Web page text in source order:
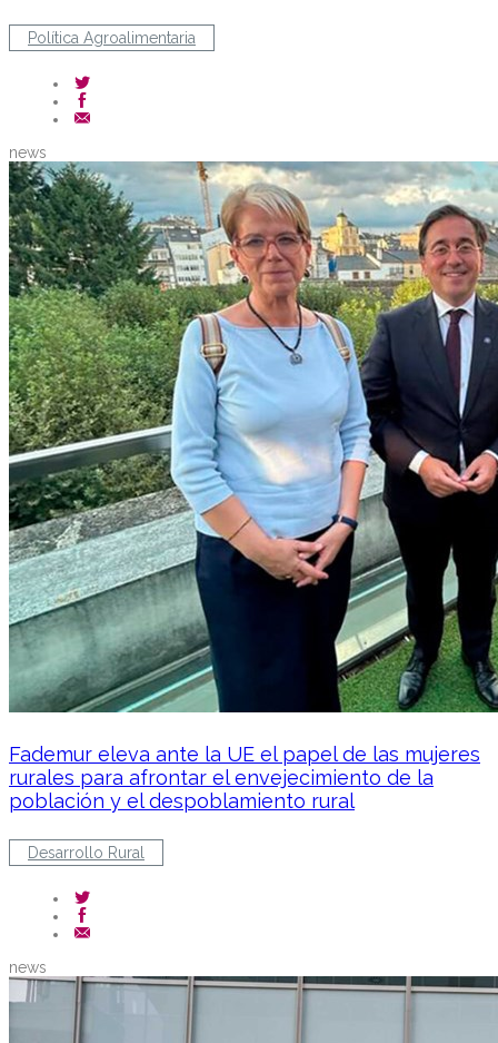
Política Agroalimentaria
news
Fademur eleva ante la UE el papel de las mujeres
rurales para afrontar el envejecimiento de la
población y el despoblamiento rural
Desarrollo Rural
news